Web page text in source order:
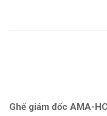
Ghế giám đốc AMA-